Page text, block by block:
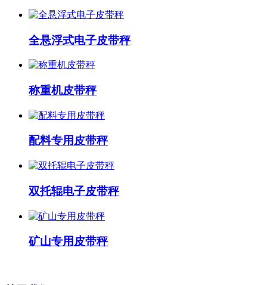
全悬浮式电子皮带秤
称重机皮带秤
配料专用皮带秤
双托辊电子皮带秤
矿山专用皮带秤